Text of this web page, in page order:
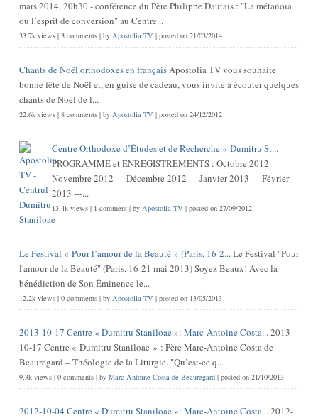
mars 2014, 20h30 - conférence du Père Philippe Dautais : "La métanoïa
ou l’esprit de conversion" au Centre...
33.7k views| 3 comments| by Apostolia TV | posted on 21/03/2014
Chants de Noël orthodoxes en françaisApostolia TV vous souhaite
bonne fête de Noël et, en guise de cadeau, vous invite à écouter quelques
chants de Noël de l...
22.6k views| 8 comments| by Apostolia TV | posted on 24/12/2012
Centre Orthodoxe d’Études et de Recherche « Dumitru St...
PROGRAMME et ENREGISTREMENTS : Octobre 2012 ---
Novembre 2012 --- Décembre 2012 --- Janvier 2013 --- Février
2013 ---...
13.4k views| 1 comment| by Apostolia TV | posted on 27/09/2012
Le Festival « Pour l’amour de la Beauté » (Paris, 16-2...Le Festival "Pour
l'amour de la Beauté" (Paris, 16-21 mai 2013) Soyez Beaux! Avec la
bénédiction de Son Éminence le...
12.2k views| 0 comments| by Apostolia TV | posted on 13/05/2013
2013-10-17 Centre « Dumitru Staniloae »: Marc-Antoine Costa...2013-
10-17 Centre « Dumitru Staniloae » : Père Marc-Antoine Costa de
Beauregard – Théologie de la Liturgie. "Qu’est-ce q...
9.3k views| 0 comments| by Marc-Antoine Costa de Beauregard| posted on 21/10/2013
2012-10-04 Centre « Dumitru Staniloae »: Marc-Antoine Costa...2012-